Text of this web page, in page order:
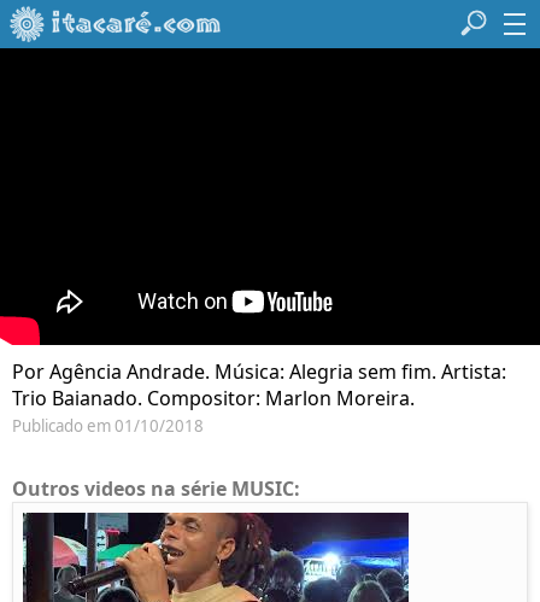
Por Agência Andrade. Música: Alegria sem fim. Artista:
Trio Baianado. Compositor: Marlon Moreira.
Publicado em 01/10/2018
Outros videos na série MUSIC: